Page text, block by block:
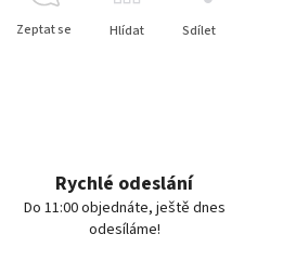
Zeptat se Hlídat Sdílet
Rychlé odeslání
Do 11:00 objednáte, ještě dnes
odesíláme!